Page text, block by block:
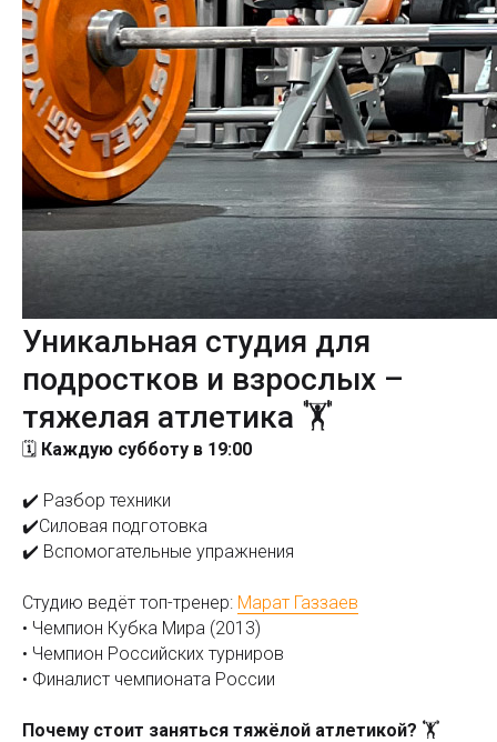
Уникальная студия для
подростков и взрослых –
тяжелая атлетика 🏋️
🗓 Каждую субботу в 19:00
✔️ Разбор техники
✔️Силовая подготовка
✔️ Вспомогательные упражнения
Студию ведёт топ-тренер: Марат Газзаев
• Чемпион Кубка Мира (2013)
• Чемпион Российских турниров
• Финалист чемпионата России
Почему стоит заняться тяжёлой атлетикой? 🏋️